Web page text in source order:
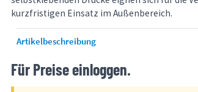
kurzfristigen Einsatz im Außenbereich.
Artikelbeschreibung
Für Preise einloggen.